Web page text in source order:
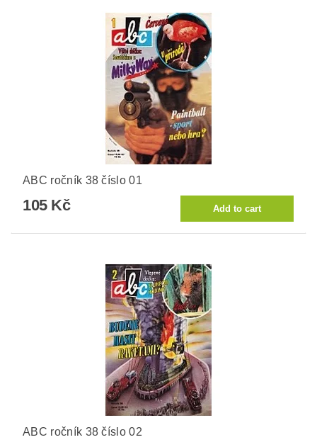
ABC ročník 38 číslo 01
105 Kč
ABC ročník 38 číslo 02